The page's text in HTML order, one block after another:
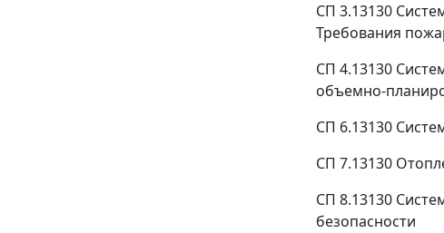
СП 3.13130
Требования
СП 4.13130
объемно-
СП 6.13130
СП 7.13130
СП 8.13130
безопасности